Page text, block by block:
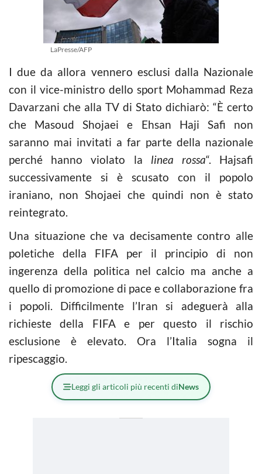
LaPresse/AFP
I due da allora vennero esclusi dalla Nazionale
con il vice-ministro dello sport Mohammad Reza
Davarzani che alla TV di Stato dichiarò: “È certo
che Masoud Shojaei e Ehsan Haji Safi non
saranno mai invitati a far parte della nazionale
perché hanno violato la linea rossa“. Hajsafi
successivamente si è scusato con il popolo
iraniano, non Shojaei che quindi non è stato
reintegrato.
Una situazione che va decisamente contro alle
poletiche della FIFA per il principio di non
ingerenza della politica nel calcio ma anche a
quello di promozione di pace e collaborazione fra
i popoli. Difficilmente l’Iran si adeguerà alla
richieste della FIFA e per questo il rischio
esclusione è elevato. Ora l’Italia sogna il
ripescaggio.
Leggi gli articoli più recenti diNews